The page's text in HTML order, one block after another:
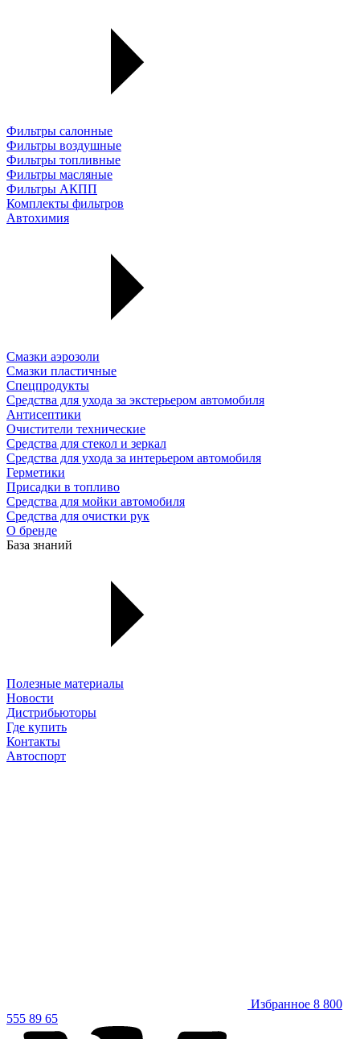
Фильтры салонные
Фильтры воздушные
Фильтры топливные
Фильтры масляные
Фильтры АКПП
Комплекты фильтров
Автохимия
Смазки аэрозоли
Смазки пластичные
Спецпродукты
Средства для ухода за экстерьером автомобиля
Антисептики
Очистители технические
Средства для стекол и зеркал
Средства для ухода за интерьером автомобиля
Герметики
Присадки в топливо
Средства для мойки автомобиля
Средства для очистки рук
О бренде
База знаний
Полезные материалы
Новости
Дистрибьюторы
Где купить
Контакты
Автоспорт
Избранное 8 800
555 89 65